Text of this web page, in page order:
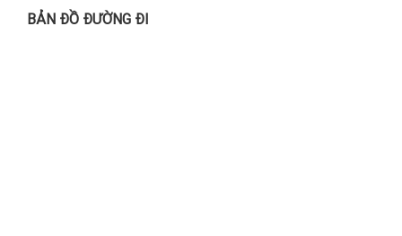
BẢN ĐỒ ĐƯỜNG ĐI